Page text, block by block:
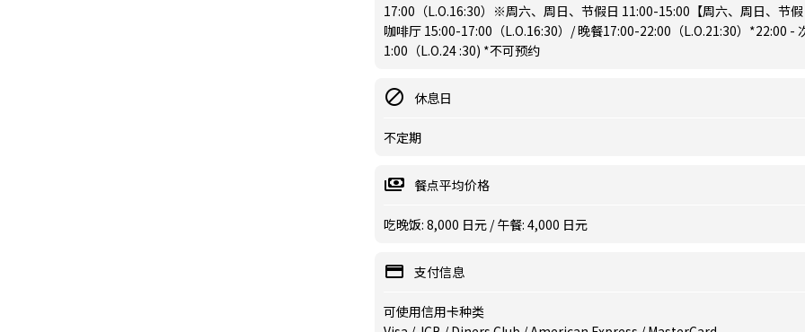
17:00（L.O.16:30）※周六、周日、节假日 11:00-15:00【周六、周日、节
咖啡厅 15:00-17:00（L.O.16:30）/ 晚餐17:00-22:00（L.O.21:30）*22:00 -
1:00（L.O.24 :30) *不可预约
休息日
不定期
餐点平均价格
吃晚饭: 8,000 日元 / 午餐: 4,000 日元
支付信息
可使用信用卡种类